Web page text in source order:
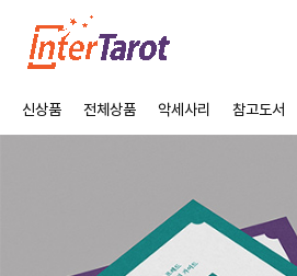
신상품 전체상품 악세사리 참고도서